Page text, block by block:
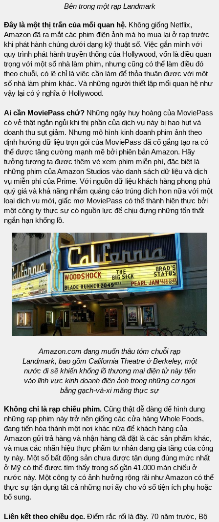
Bên trong một rạp Landmark
Đây là một thị trấn của mối quan hệ. Không giống Netflix,
Amazon đã ra mắt các phim điện ảnh mà họ mua lại ở rạp trước
khi phát hành chúng dưới dạng kỹ thuật số. Việc gắn mình với
quy trình phát hành truyền thống của Hollywood, vốn là điều quan
trọng với một số nhà làm phim, nhưng cũng có thể làm điều đó
theo chuỗi, có lẽ chỉ là việc cần làm để thỏa thuận được với một
số nhà làm phim khác. Và những người thiết lập mối quan hệ như
vậy lại có ý nghĩa ở Hollywood.
Ai cần MoviePass chứ? Những ngày huy hoàng của MoviePass
có vẻ thật ngắn ngủi khi thị phần của dịch vụ này bị hao hụt và
doanh thu sụt giảm. Nhưng mô hình kinh doanh phim ảnh theo
định hướng dữ liệu trọn gói của MoviePass đã cố gắng tạo ra có
thể được tăng cường mạnh mẽ bởi phiên bản Amazon. Hãy
tưởng tượng ta được thêm vé xem phim miễn phí, đặc biệt là
những phim của Amazon Studios vào danh sách dữ liệu và dịch
vụ miễn phí của Prime. Với nguồn dữ liệu khách hàng phong phú
quý giá và khả năng nhắm quảng cáo trúng đích hơn nữa với một
loại dịch vụ mới, giấc mơ MoviePass có thể thành hiện thực bởi
một công ty thực sự có nguồn lực để chịu đựng những tổn thất
ngắn hạn khổng lồ.
Amazon.com đang muốn thâu tóm chuỗi rạp
Landmark, bao gồm California Theatre ở Berkeley, một
nước đi sẽ khiến khổng lồ thương mại điện tử này tiến
vào lĩnh vực kinh doanh điện ảnh trong những cơ ngơi
bằng gạch-và-xi măng thực sự
Không chỉ là rạp chiếu phim. Cũng thật dễ dàng để hình dung
những rạp phim này trở nên giống các cửa hàng Whole Foods,
đang tiến hóa thành một nơi khác nữa để khách hàng của
Amazon gửi trả hàng và nhận hàng đã đặt là các sản phẩm khác,
và mua các nhãn hiệu thực phẩm tư nhân đang gia tăng của công
ty này. Một số bất động sản chưa được tận dụng đúng mức nhất
ở Mỹ có thể được tìm thấy trong số gần 41.000 màn chiếu ở
nước này. Một công ty có ảnh hưởng rộng rãi như Amazon có thể
thực sự tận dụng tất cả những nơi ấy cho vô số tiện ích phụ hoặc
bổ sung.
Liên kết theo chiều dọc. Điểm rắc rối là đây. 70 năm trước, Bộ